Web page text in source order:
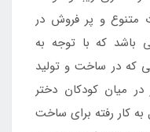
متنوع و پر فروش در
باشد که با توجه به
که در ساخت و تولید
میان کودکان دختر
کار رفته برای ساخت